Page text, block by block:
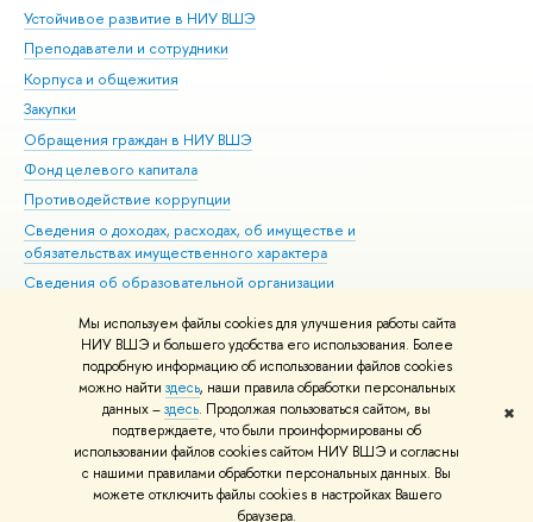
Мы используем файлы cookies для улучшения работы сайта
НИУ ВШЭ и большего удобства его использования. Более
подробную информацию об использовании файлов cookies
можно найти здесь, наши правила обработки персональных
данных –здесь. Продолжая пользоваться сайтом, вы
подтверждаете, что были проинформированы об
использовании файлов cookies сайтом НИУ ВШЭ и согласны
с нашими правилами обработки персональных данных. Вы
можете отключить файлы cookies в настройках Вашего
браузера.
✖
Устойчивое развитие в НИУ ВШЭ
Преподаватели и сотрудники
Корпуса и общежития
Закупки
Обращения граждан в НИУ ВШЭ
Фонд целевого капитала
Противодействие коррупции
Сведения о доходах, расходах, об имуществе и
обязательствах имущественного характера
Сведения об образовательной организации
Людям с ограниченными возможностями здоровья
Единая платежная страница
Работа в Вышке
© НИУ ВШЭ 1993–2026 Адреса и контакты Условия использования
материалов Политика конфиденциальности Карта сайта
Шрифты HSE Sans и HSE Slab разработаны вШколе дизайна НИУ ВШЭ